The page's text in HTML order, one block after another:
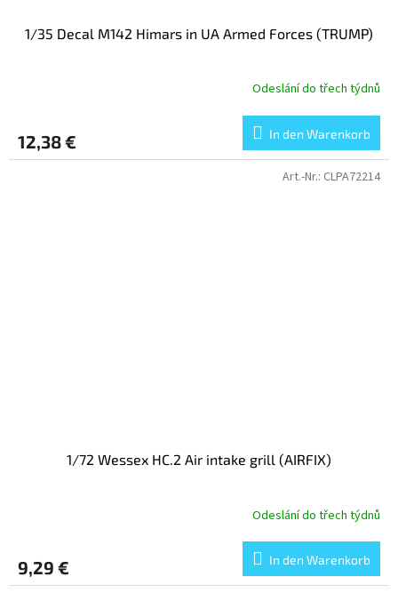
1/35 Decal M142 Himars in UA Armed Forces (TRUMP)
Odeslání do třech týdnů
12,38 € In den Warenkorb
1/72 Wessex HC.2 Air intake grill (AIRFIX)
Odeslání do třech týdnů
9,29 € In den Warenkorb
Art.-Nr.: CLPA72214